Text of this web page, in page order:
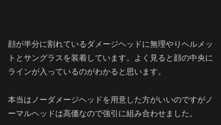
顔が半分に割れているダメージヘッドに無理やりヘルメッ
トとサングラスを装着しています。よく見ると顔の中央に
ラインが入っているのがわかると思います。
本当はノーダメージヘッドを用意した方がいいのですがノ
ーマルヘッドは高価なので強引に組み合わせました。